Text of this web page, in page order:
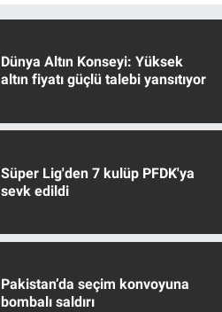
Dünya Altın Konseyi: Yüksek
altın fiyatı güçlü talebi yansıtıyor
Süper Lig'den 7 kulüp PFDK'ya
sevk edildi
Pakistan’da seçim konvoyuna
bombalı saldırı